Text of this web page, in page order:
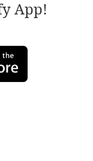
App!